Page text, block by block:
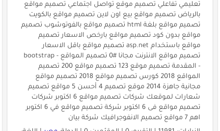
تعليمي تفاعلي تصميم موقع تواصل اجتماعي تصميم مواقع
بالرياض تصميم مواقع بيع اون لاين تصميم مواقع بالكويت
تصميم مواقع بلغة html تصميم مواقع بالفوتوشوب تصميم
مواقع بدون كود تصميم مواقع بارخص الاسعار تصميم
مواقع باستخدام asp.net تصميم مواقع باقل الاسعار
تصميم مواقع الانترنت مجانا #0 تصميم المواقع - bootstrap
- المقدمة تصميم موقع 123 تصميم مواقع 200 تصميم
المواقع 2018 كورس تصميم مواقع 2018 تصميم مواقع
مجانية جاهزة 2014 موقع تصميم 4 أحسن 5 مواقع تصميم
شعارات لموقعك شركات تصميم مواقع 6 اكتوبر شركات
تصميم مواقع فى 6 اكتوبر شركة تصميم مواقع في 6 اكتوبر
اهم 7 مواقع تصميم الانفوجرافيك شركة بيان